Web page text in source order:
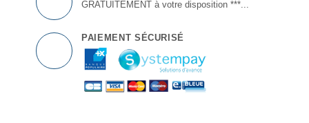
GRATUITEMENT à votre disposition ***...
PAIEMENT SÉCURISÉ